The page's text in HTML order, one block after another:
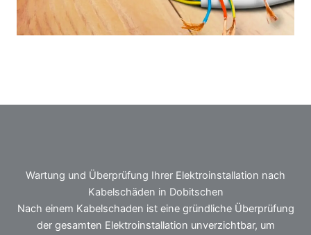
Wartung und Überprüfung Ihrer Elektroinstallation nach
Kabelschäden in Dobitschen
Nach einem Kabelschaden ist eine gründliche Überprüfung
der gesamten Elektroinstallation unverzichtbar, um